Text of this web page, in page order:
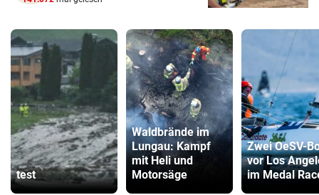
test
Waldbrände im
Lungau: Kampf
mit Heli und
Motorsäge
Zwei OeSV-
vor Los
im Medal